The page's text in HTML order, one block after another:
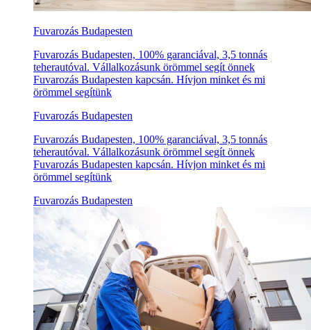
Fuvarozás Budapesten
Fuvarozás Budapesten, 100% garanciával, 3,5 tonnás
teherautóval. Vállalkozásunk örömmel segít önnek
Fuvarozás Budapesten kapcsán. Hívjon minket és mi
örömmel segítünk
Fuvarozás Budapesten
Fuvarozás Budapesten, 100% garanciával, 3,5 tonnás
teherautóval. Vállalkozásunk örömmel segít önnek
Fuvarozás Budapesten kapcsán. Hívjon minket és mi
örömmel segítünk
Fuvarozás Budapesten